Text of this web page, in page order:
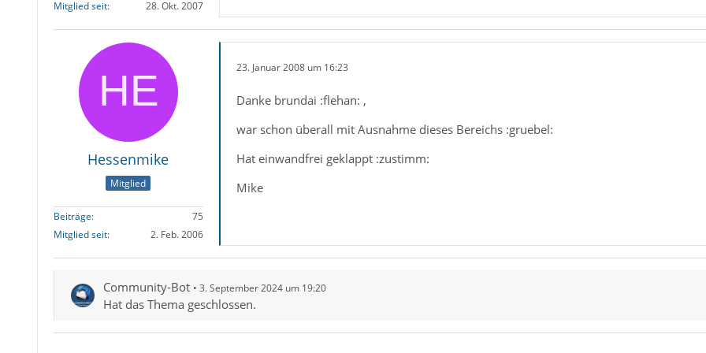
Mitglied seit 28. Okt. 2007
Hessenmike
Mitglied
Beiträge
75
Mitglied seit
2. Feb. 2006
23. Januar 2008 um 16:23
Danke brundai :flehan: ,
war schon überall mit Ausnahme dieses Bereichs :gruebel:
Hat einwandfrei geklappt :zustimm:
Mike
Community-Bot 3. September 2024 um 19:20
Hat das Thema geschlossen.